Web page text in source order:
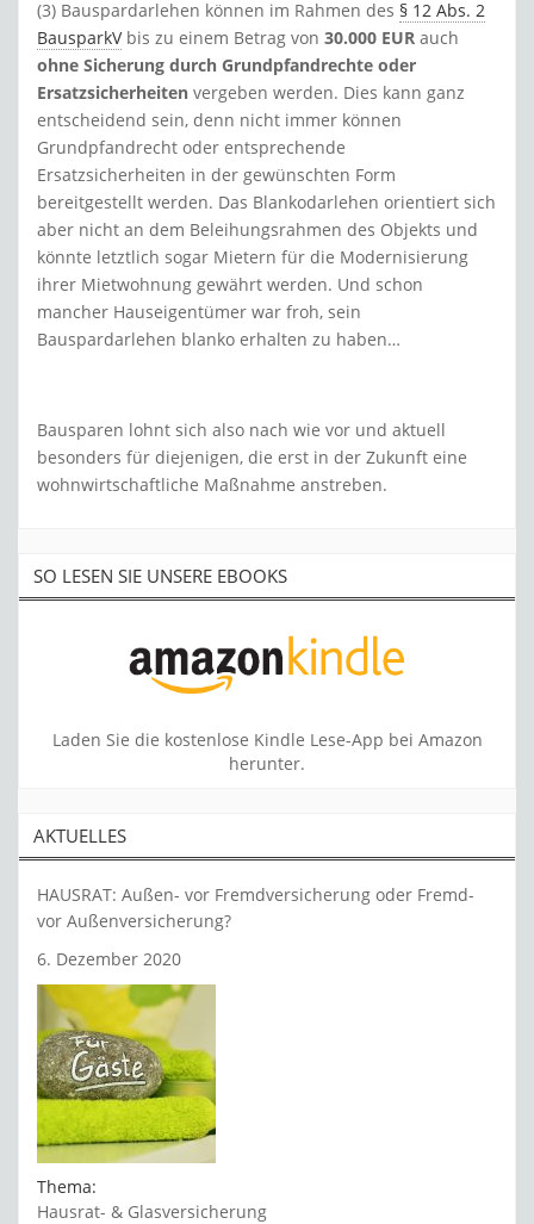
(3) Bauspardarlehen können im Rahmen des § 12 Abs. 2
BausparkVbis zu einem Betrag von 30.000 EUR auch
ohne Sicherung durch Grundpfandrechte oder
Ersatzsicherheiten vergeben werden. Dies kann ganz
entscheidend sein, denn nicht immer können
Grundpfandrecht oder entsprechende
Ersatzsicherheiten in der gewünschten Form
bereitgestellt werden. Das Blankodarlehen orientiert sich
aber nicht an dem Beleihungsrahmen des Objekts und
könnte letztlich sogar Mietern für die Modernisierung
ihrer Mietwohnung gewährt werden. Und schon
mancher Hauseigentümer war froh, sein
Bauspardarlehen blanko erhalten zu haben…
Bausparen lohnt sich also nach wie vor und aktuell
besonders für diejenigen, die erst in der Zukunft eine
wohnwirtschaftliche Maßnahme anstreben.
SO LESEN SIE UNSERE EBOOKS
Laden Sie die kostenlose Kindle Lese-App bei Amazon
herunter.
AKTUELLES
HAUSRAT: Außen- vor Fremdversicherung oder Fremd-
vor Außenversicherung?
6. Dezember 2020
Thema:
Hausrat- & Glasversicherung